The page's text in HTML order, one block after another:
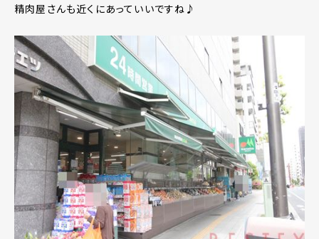
精肉屋さんも近くにあっていいですね♪